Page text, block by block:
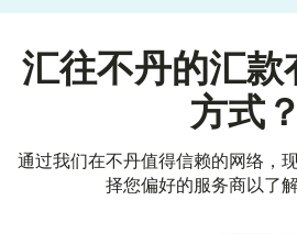
汇往不丹的汇款
方式？
通过我们在不丹值得信赖的网络，
择您偏好的服务商以了